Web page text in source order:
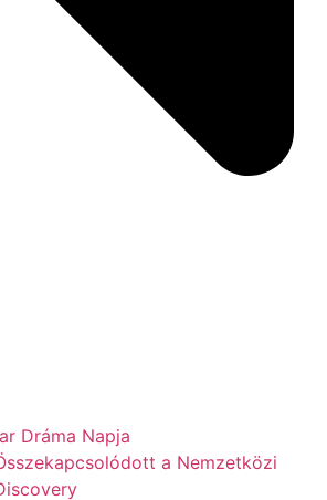
Dráma Napja
a Nemzetközi